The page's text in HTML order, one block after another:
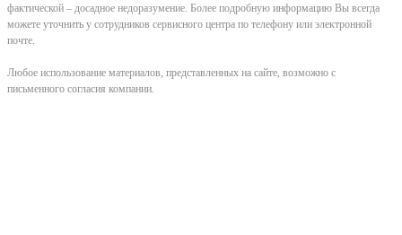
фактической – досадное недоразумение. Более подробную информацию Вы всегда
можете уточнить у сотрудников сервисного центра по телефону или электронной
почте.
Любое использование материалов, представленных на сайте, возможно с
письменного согласия компании.